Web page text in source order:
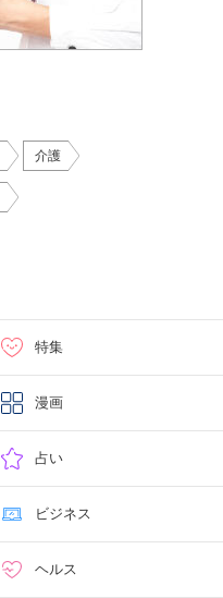
介護
特集
漫画
占い
ビジネス
ヘルス